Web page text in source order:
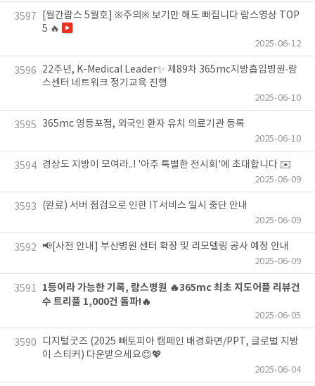
3597
[월간람스 5월호] ※주의※ 보기만 해도 빠집니다 람스영상 TOP
5 🔥
2025-06-12
3596
22주년, K-Medical Leader✨ 제89차 365mc지방흡입병원∙람
스센터 네트워크 정기교육 진행
2025-06-10
3595 365mc 영등포점, 외국인 환자 유치 의료기관 등록
2025-06-10
3594 경상도 지방이 모여라..! '아주 특별한 전시회'에 초대합니다 ✉️
2025-06-09
3593 (완료) 서버 점검으로 인한 IT서비스 일시 중단 안내
2025-06-09
3592 📢[사전 안내] 부산병원 센터 확장 및 리모델링 공사 예정 안내
2025-06-09
3591
1등이라 가능한 기록, 람스병원 🔥365mc 최초 지도어플 리뷰건
수 트리플 1,000건 돌파!🔥
2025-06-05
3590
디지털굿즈 (2025 빼토피아 캠페인 배경화면/PPT, 글로벌 지방
이 스티커) 다운받으세요😊💖
2025-06-04